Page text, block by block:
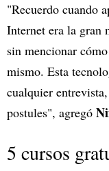
"Recuerdo cuando
Internet era la gran
sin mencionar
mismo. Esta
cualquier
postules", agregó
5 cursos